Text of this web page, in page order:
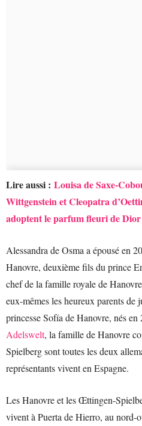
Lire aussi : Louisa de Saxe-
Wittgenstein et Cleopatra
adoptent le parfum fleuri de Dior
Alessandra de Osma a épousé en
Hanovre, deuxième fils du prince
chef de la famille royale de
eux-mêmes les heureux parents
princesse Sofía de Hanovre, nés
Adelswelt, la famille de Hanovre
Spielberg sont toutes les deux
représentants vivent en Espagne.
Les Hanovre et les Œttingen-
vivent à Puerta de Hierro, au nord-